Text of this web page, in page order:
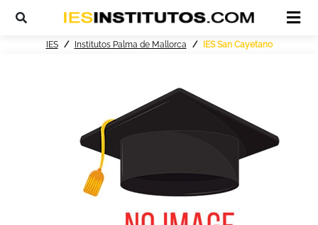
IES Institutos Palma de Mallorca IES San Cayetano